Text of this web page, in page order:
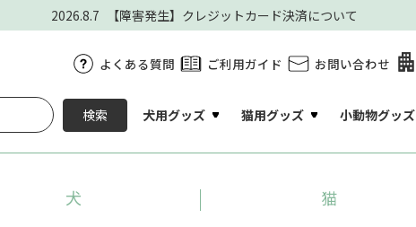
2026.8.7 【障害発生】クレジットカード決済について
よくある質問 ご利用ガイド お問い合わせ
検索 犬用グッズ 猫用グッズ 小動物グッズ
犬 猫